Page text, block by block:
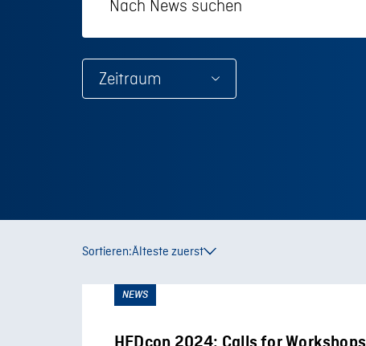
Sortieren:Älteste zuerst
NEWS